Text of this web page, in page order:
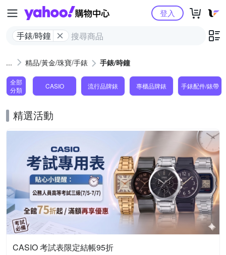
Yahoo購物中心
手錶/時鐘
登入
精品/黃金/珠寶/手錶 手錶/時鐘
全部
分類
CASIO 流行品牌錶 專櫃品牌錶 手錶配件/錶帶
精選活動
CASIO 考試表限定結帳95折